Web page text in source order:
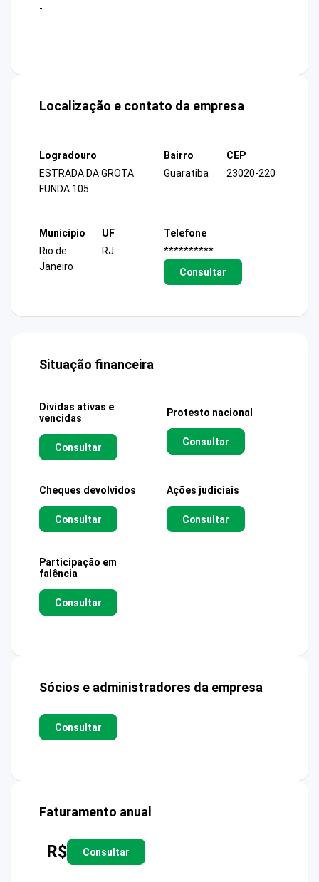
-
Localização e contato da empresa
Logradouro
ESTRADA DA GROTA
FUNDA 105
Bairro
Guaratiba
CEP
23020-220
Município
Rio de
Janeiro
UF
RJ
Telefone
**********
Consultar
Situação financeira
Dívidas ativas e
vencidas
Consultar
Protesto nacional
Consultar
Cheques devolvidos
Consultar
Ações judiciais
Consultar
Participação em
falência
Consultar
Sócios e administradores da empresa
Consultar
Faturamento anual
R$ Consultar